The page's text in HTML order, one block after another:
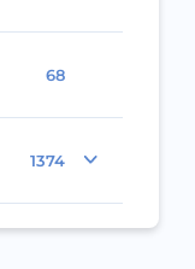
68
1374